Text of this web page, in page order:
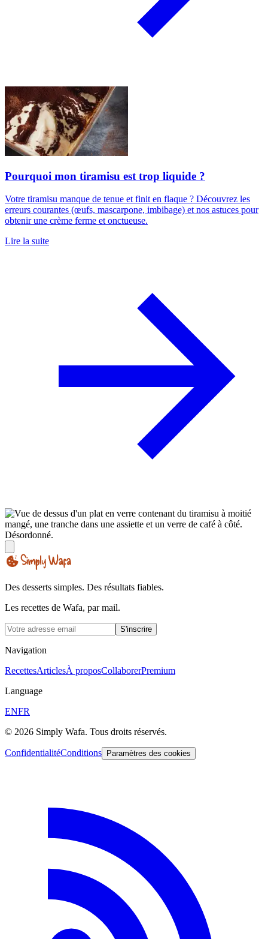
Pourquoi mon tiramisu est trop liquide ?
Votre tiramisu manque de tenue et finit en flaque ? Découvrez les
erreurs courantes (œufs, mascarpone, imbibage) et nos astuces pour
obtenir une crème ferme et onctueuse.
Lire la suite
Des desserts simples. Des résultats fiables.
Les recettes de Wafa, par mail.
S'inscrire
Navigation
RecettesArticlesÀ proposCollaborerPremium
Language
ENFR
© 2026 Simply Wafa. Tous droits réservés.
ConfidentialitéConditions Paramètres des cookies